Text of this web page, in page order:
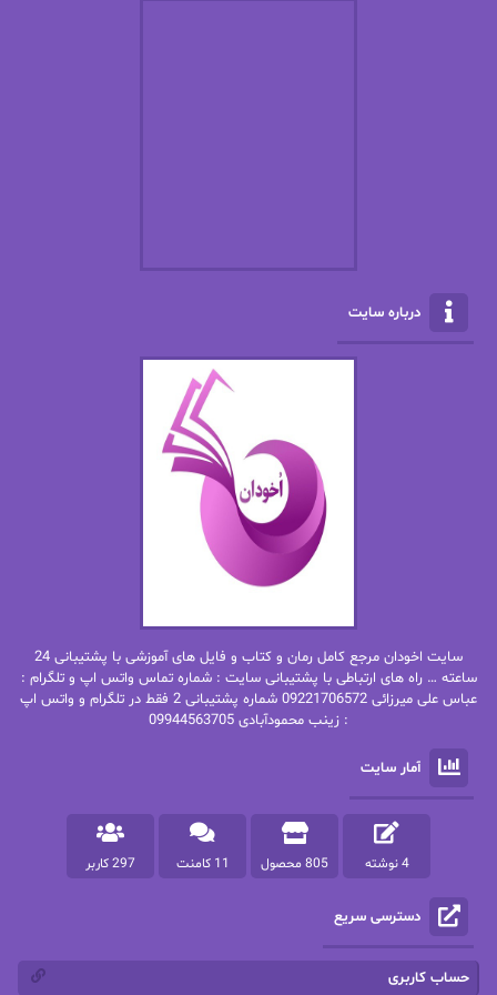
الناز محمدی
امیر فرهی
باران
بهار سلطانی
بهاره شیرازی
بهاره.م
بیتا فرخی
پاتریشیا ویلسون پرتو فرهمند
پرستو اسحقی
پرستو مهاجر
پرهام رسولی
پروانه قدیمی پروانه محمدی
پریسا شکور(طوفان خاموش)
درباره سایت
سایت اخودان مرجع کامل رمان و کتاب و فایل های آموزشی با پشتیبانی 24
ساعته … راه های ارتباطی با پشتیبانی سایت : شماره تماس واتس اپ و تلگرام :
عباس علی میرزائی 09221706572 شماره پشتیبانی 2 فقط در تلگرام و واتس اپ
: زینب محمودآبادی 09944563705
آمار سایت
4 نوشته 805 محصول 11 کامنت 297 کاربر
دسترسی سریع
حساب کاربری